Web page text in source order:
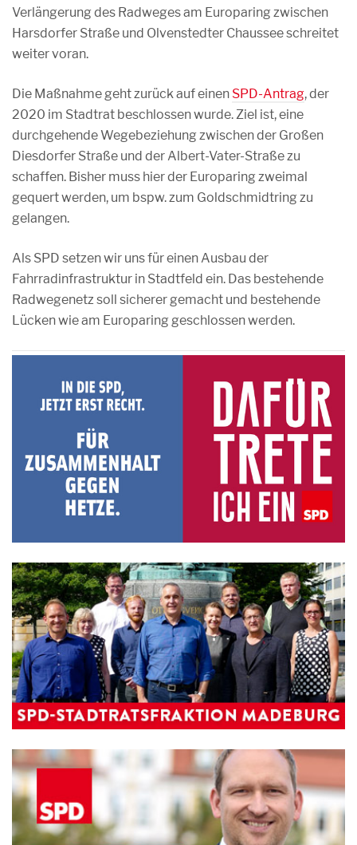
Verlängerung des Radweges am Europaring zwischen
Harsdorfer Straße und Olvenstedter Chaussee schreitet
weiter voran.
Die Maßnahme geht zurück auf einen SPD-Antrag, der
2020 im Stadtrat beschlossen wurde. Ziel ist, eine
durchgehende Wegebeziehung zwischen der Großen
Diesdorfer Straße und der Albert-Vater-Straße zu
schaffen. Bisher muss hier der Europaring zweimal
gequert werden, um bspw. zum Goldschmidtring zu
gelangen.
Als SPD setzen wir uns für einen Ausbau der
Fahrradinfrastruktur in Stadtfeld ein. Das bestehende
Radwegenetz soll sicherer gemacht und bestehende
Lücken wie am Europaring geschlossen werden.